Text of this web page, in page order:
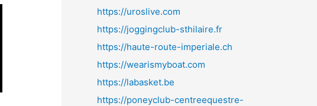
https://uroslive.com
https://joggingclub-sthilaire.fr
https://haute-route-imperiale.ch
https://wearismyboat.com
https://labasket.be
https://poneyclub-centreequestre-